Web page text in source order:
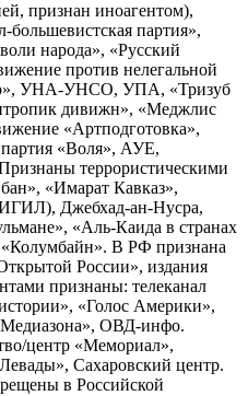
признан иноагентом),
партия»,
народа», «Русский
против нелегальной
УНА-УНСО, УПА, «Тризуб
дивижн», «Меджлис
«Артподготовка»,
партия «Воля», АУЕ,
террористическими
«Имарат Кавказ»,
ИГИЛ), Джебхад-ан-Нусра,
«Аль-Каида в странах
В РФ признана
России», издания
признаны: телеканал
«Голос Америки»,
ОВД-инфо.
центр «Мемориал»,
Сахаровский центр.
в Российской